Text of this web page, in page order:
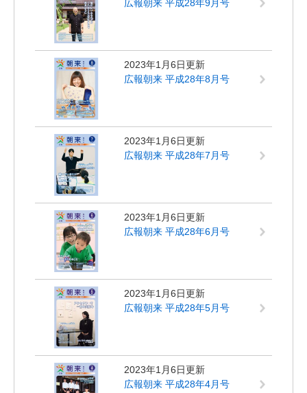
広報朝来 平成28年9月号
2023年1月6日更新
広報朝来 平成28年8月号
2023年1月6日更新
広報朝来 平成28年7月号
2023年1月6日更新
広報朝来 平成28年6月号
2023年1月6日更新
広報朝来 平成28年5月号
2023年1月6日更新
広報朝来 平成28年4月号